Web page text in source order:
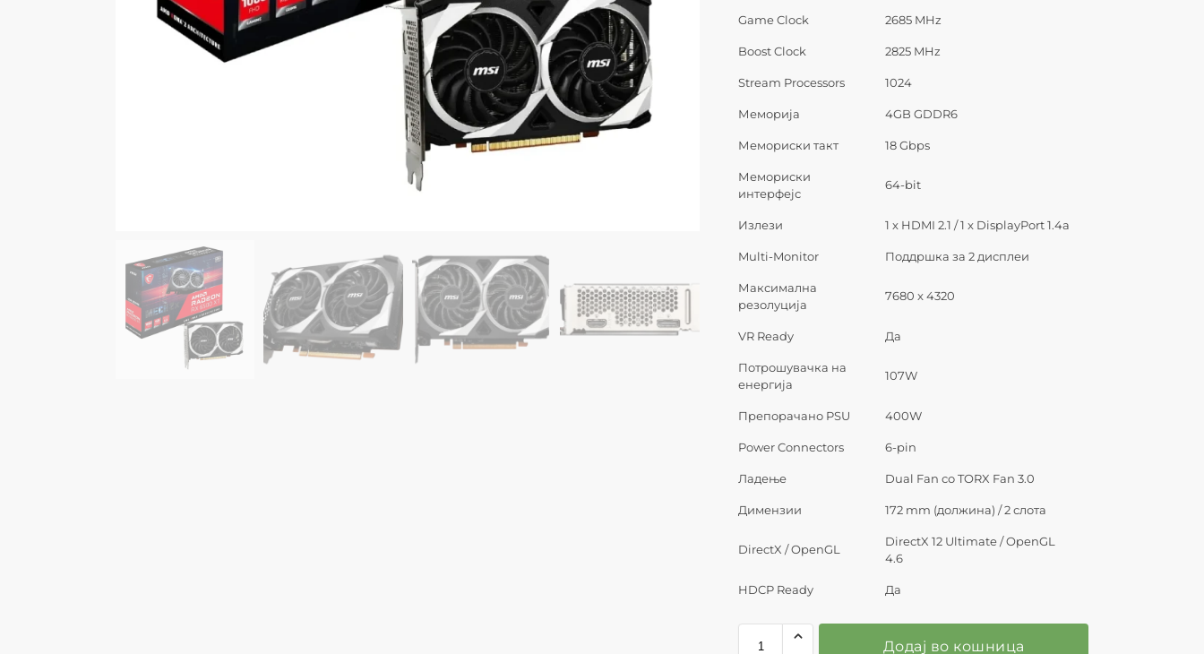
Game Clock 2685 MHz
Boost Clock 2825 MHz
Stream Processors 1024
Меморија 4GB GDDR6
Мемориски такт 18 Gbps
Мемориски
интерфејс
64-bit
Излези 1 x HDMI 2.1 / 1 x DisplayPort 1.4a
Multi-Monitor Поддршка за 2 дисплеи
Максимална
резолуција
7680 x 4320
VR Ready Да
Потрошувачка на
енергија
107W
Препорачано PSU 400W
Power Connectors 6-pin
Ладење Dual Fan со TORX Fan 3.0
Димензии 172 mm (должина) / 2 слота
DirectX / OpenGL
DirectX 12 Ultimate / OpenGL
4.6
HDCP Ready Да
Додај во кошница